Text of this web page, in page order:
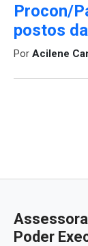
Procon/
postos
Por Acilene
Poder